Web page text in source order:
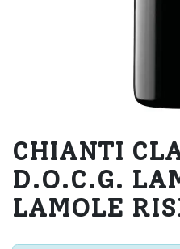
CHIANTI
D.O.C.G.
LAMOLE